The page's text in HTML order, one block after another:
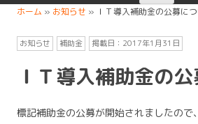
ホーム » お知らせ » ＩＴ導入補助金の公募に
お知らせ 補助金 掲載日： 2017年1月31日
ＩＴ導入補助金の
標記補助金の公募が開始されましたので